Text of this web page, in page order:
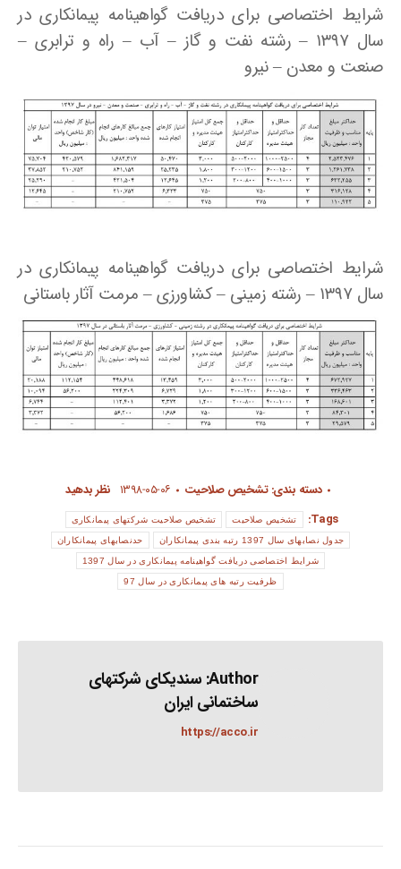
شرایط اختصاصی برای دریافت گواهینامه پیمانکاری در
سال ۱۳۹۷ – رشته نفت و گاز – آب – راه و ترابری –
صنعت و معدن – نیرو
شرایط اختصاصی برای دریافت گواهینامه پیمانکاری در
سال ۱۳۹۷ – رشته زمینی – کشاورزی – مرمت آثار باستانی
دسته بندی:تشخیص صلاحیت ۱۳۹۸-۰۵-۰۶ نظر بدهید
Tags:
تشخیص صلاحیت تشخیص صلاحیت شرکتهای پیمانکاری
جدول نصابهای سال 1397 رتبه بندی پیمانکاران حدنصابهای پیمانکاران
شرایط اختصاصی دریافت گواهینامه پیمانکاری در سال 1397
ظرفیت رتبه های پیمانکاری در سال 97
Author: سندیکای شرکتهای
ساختمانی ایران
https://acco.ir